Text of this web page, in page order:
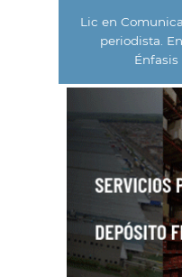
Lic en
periodista.
Énfasis